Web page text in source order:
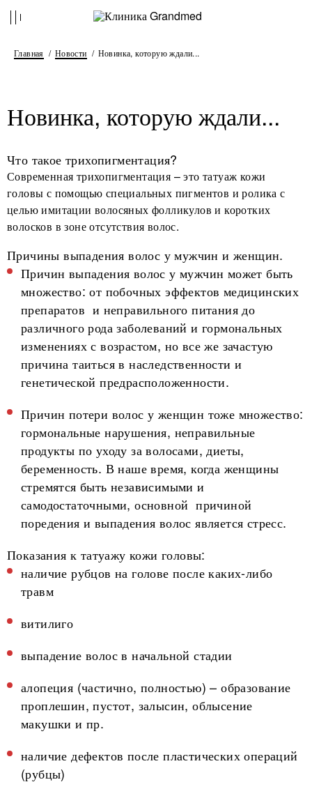
Главная Новости Новинка, которую ждали...
Новинка, которую ждали...
Что такое трихопигментация?
Современная трихопигментация – это татуаж кожи
головы с помощью специальных пигментов и ролика с
целью имитации волосяных фолликулов и коротких
волосков в зоне отсутствия волос.
Причины выпадения волос у мужчин и женщин.
Причин выпадения волос у мужчин может быть
множество: от побочных эффектов медицинских
препаратов и неправильного питания до
различного рода заболеваний и гормональных
изменениях с возрастом, но все же зачастую
причина таиться в наследственности и
генетической предрасположенности.
Причин потери волос у женщин тоже множество:
гормональные нарушения, неправильные
продукты по уходу за волосами, диеты,
беременность. В наше время, когда женщины
стремятся быть независимыми и
самодостаточными, основной причиной
поредения и выпадения волос является стресс.
Показания к татуажу кожи головы:
наличие рубцов на голове после каких-либо
травм
витилиго
выпадение волос в начальной стадии
алопеция (частично, полностью) – образование
проплешин, пустот, залысин, облысение
макушки и пр.
наличие дефектов после пластических операций
(рубцы)